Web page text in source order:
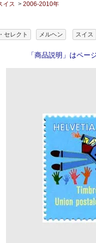
イス > 2006-2010年
セレクト メルヘン スイス
「商品説明」はペー